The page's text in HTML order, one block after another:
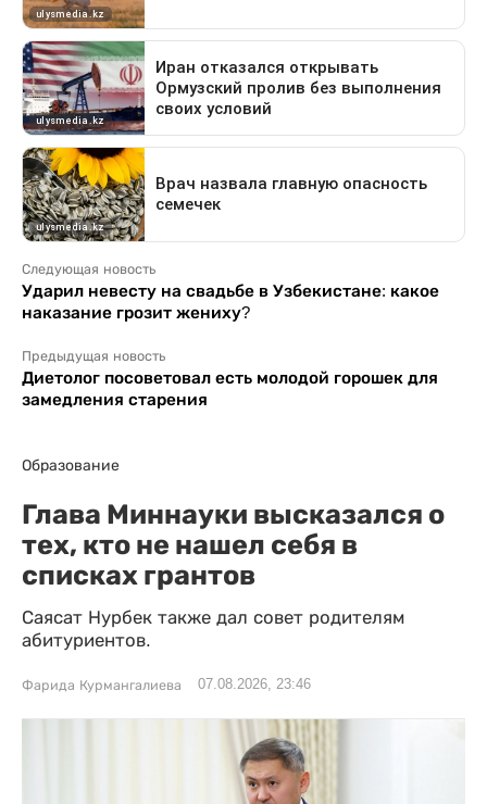
Следующая новость
Ударил невесту на свадьбе в Узбекистане: какое
наказание грозит жениху?
Предыдущая новость
Диетолог посоветовал есть молодой горошек для
замедления старения
Образование
Глава Миннауки высказался о
тех, кто не нашел себя в
списках грантов
Саясат Нурбек также дал совет родителям
абитуриентов.
Фарида Курмангалиева 07.08.2026, 23:46